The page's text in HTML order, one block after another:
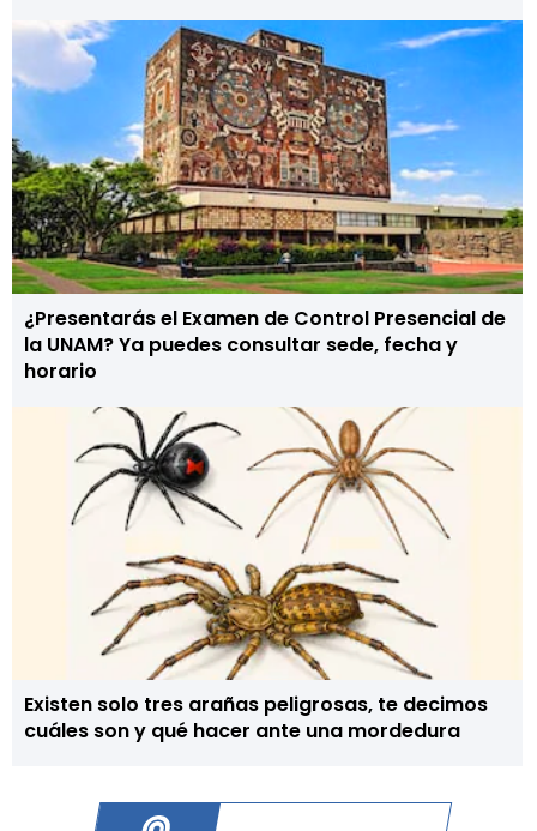
¿Presentarás el Examen de Control Presencial de
la UNAM? Ya puedes consultar sede, fecha y
horario
Existen solo tres arañas peligrosas, te decimos
cuáles son y qué hacer ante una mordedura